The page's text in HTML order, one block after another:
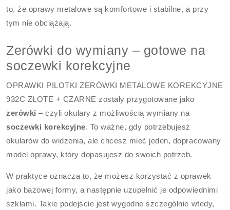
to, że oprawy metalowe są komfortowe i stabilne, a przy
tym nie obciążają.
Zerówki do wymiany – gotowe na
soczewki korekcyjne
OPRAWKI PILOTKI ZERÓWKI METALOWE KOREKCYJNE
932C ZŁOTE + CZARNE zostały przygotowane jako
zerówki – czyli okulary z możliwością wymiany na
soczewki korekcyjne. To ważne, gdy potrzebujesz
okularów do widzenia, ale chcesz mieć jeden, dopracowany
model oprawy, który dopasujesz do swoich potrzeb.
W praktyce oznacza to, że możesz korzystać z oprawek
jako bazowej formy, a następnie uzupełnić je odpowiednimi
szkłami. Takie podejście jest wygodne szczególnie wtedy,